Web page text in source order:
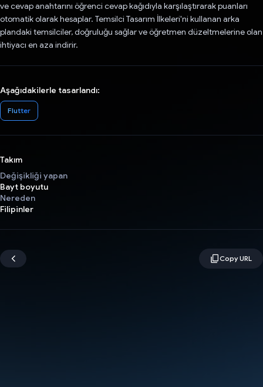
ve cevap anahtarını öğrenci cevap kağıdıyla karşılaştırarak puanları
otomatik olarak hesaplar. Temsilci Tasarım İlkeleri'ni kullanan arka
plandaki temsilciler, doğruluğu sağlar ve öğretmen düzeltmelerine olan
ihtiyacı en aza indirir.
Aşağıdakilerle tasarlandı:
Flutter
Takım
Değişikliği yapan
Bayt boyutu
Nereden
Filipinler